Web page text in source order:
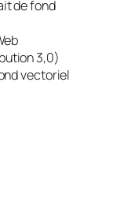
de fond
3,0)
vectoriel